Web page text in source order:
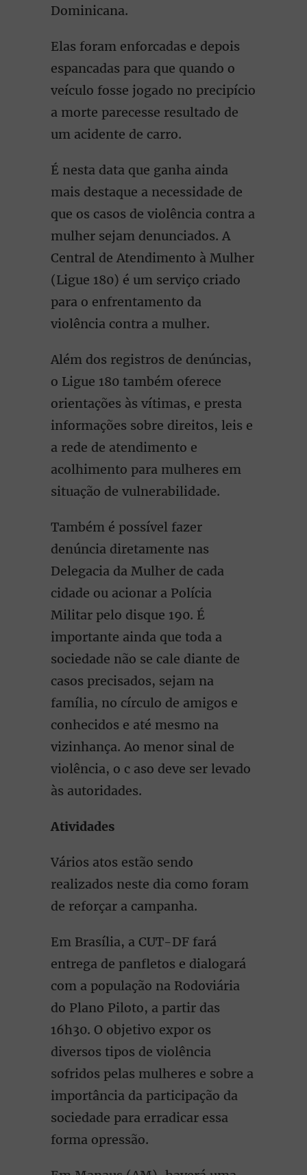
Dominicana.
Elas foram enforcadas e depois
espancadas para que quando o
veículo fosse jogado no precipício
a morte parecesse resultado de
um acidente de carro.
É nesta data que ganha ainda
mais destaque a necessidade de
que os casos de violência contra a
mulher sejam denunciados. A
Central de Atendimento à Mulher
(Ligue 180) é um serviço criado
para o enfrentamento da
violência contra a mulher.
Além dos registros de denúncias,
o Ligue 180 também oferece
orientações às vítimas, e presta
informações sobre direitos, leis e
a rede de atendimento e
acolhimento para mulheres em
situação de vulnerabilidade.
Também é possível fazer
denúncia diretamente nas
Delegacia da Mulher de cada
cidade ou acionar a Polícia
Militar pelo disque 190. É
importante ainda que toda a
sociedade não se cale diante de
casos precisados, sejam na
família, no círculo de amigos e
conhecidos e até mesmo na
vizinhança. Ao menor sinal de
violência, o c aso deve ser levado
às autoridades.
Atividades
Vários atos estão sendo
realizados neste dia como foram
de reforçar a campanha.
Em Brasília, a CUT-DF fará
entrega de panfletos e dialogará
com a população na Rodoviária
do Plano Piloto, a partir das
16h30. O objetivo expor os
diversos tipos de violência
sofridos pelas mulheres e sobre a
importância da participação da
sociedade para erradicar essa
forma opressão.